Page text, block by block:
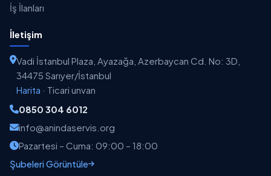
İş İlanları
İletişim
Vadi İstanbul Plaza, Ayazağa, Azerbaycan Cd. No: 3D,
34475 Sarıyer/İstanbul
Harita · Ticari unvan
0850 304 6012
info@anindaservis.org
Pazartesi – Cuma: 09:00 – 18:00
Şubeleri Görüntüle